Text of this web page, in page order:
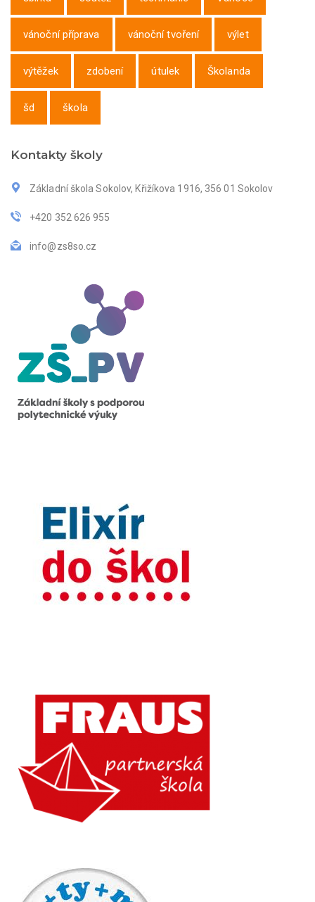
vánoční příprava vánoční tvoření výlet
výtěžek zdobení útulek Školanda
šd škola
Kontakty školy
Základní škola Sokolov, Křižíkova 1916, 356 01 Sokolov
+420 352 626 955
info@zs8so.cz